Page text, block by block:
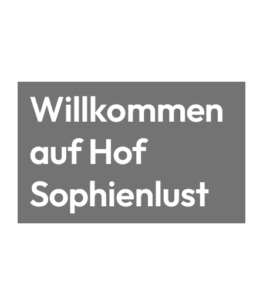
Willkommen
auf Hof
Sophienlust